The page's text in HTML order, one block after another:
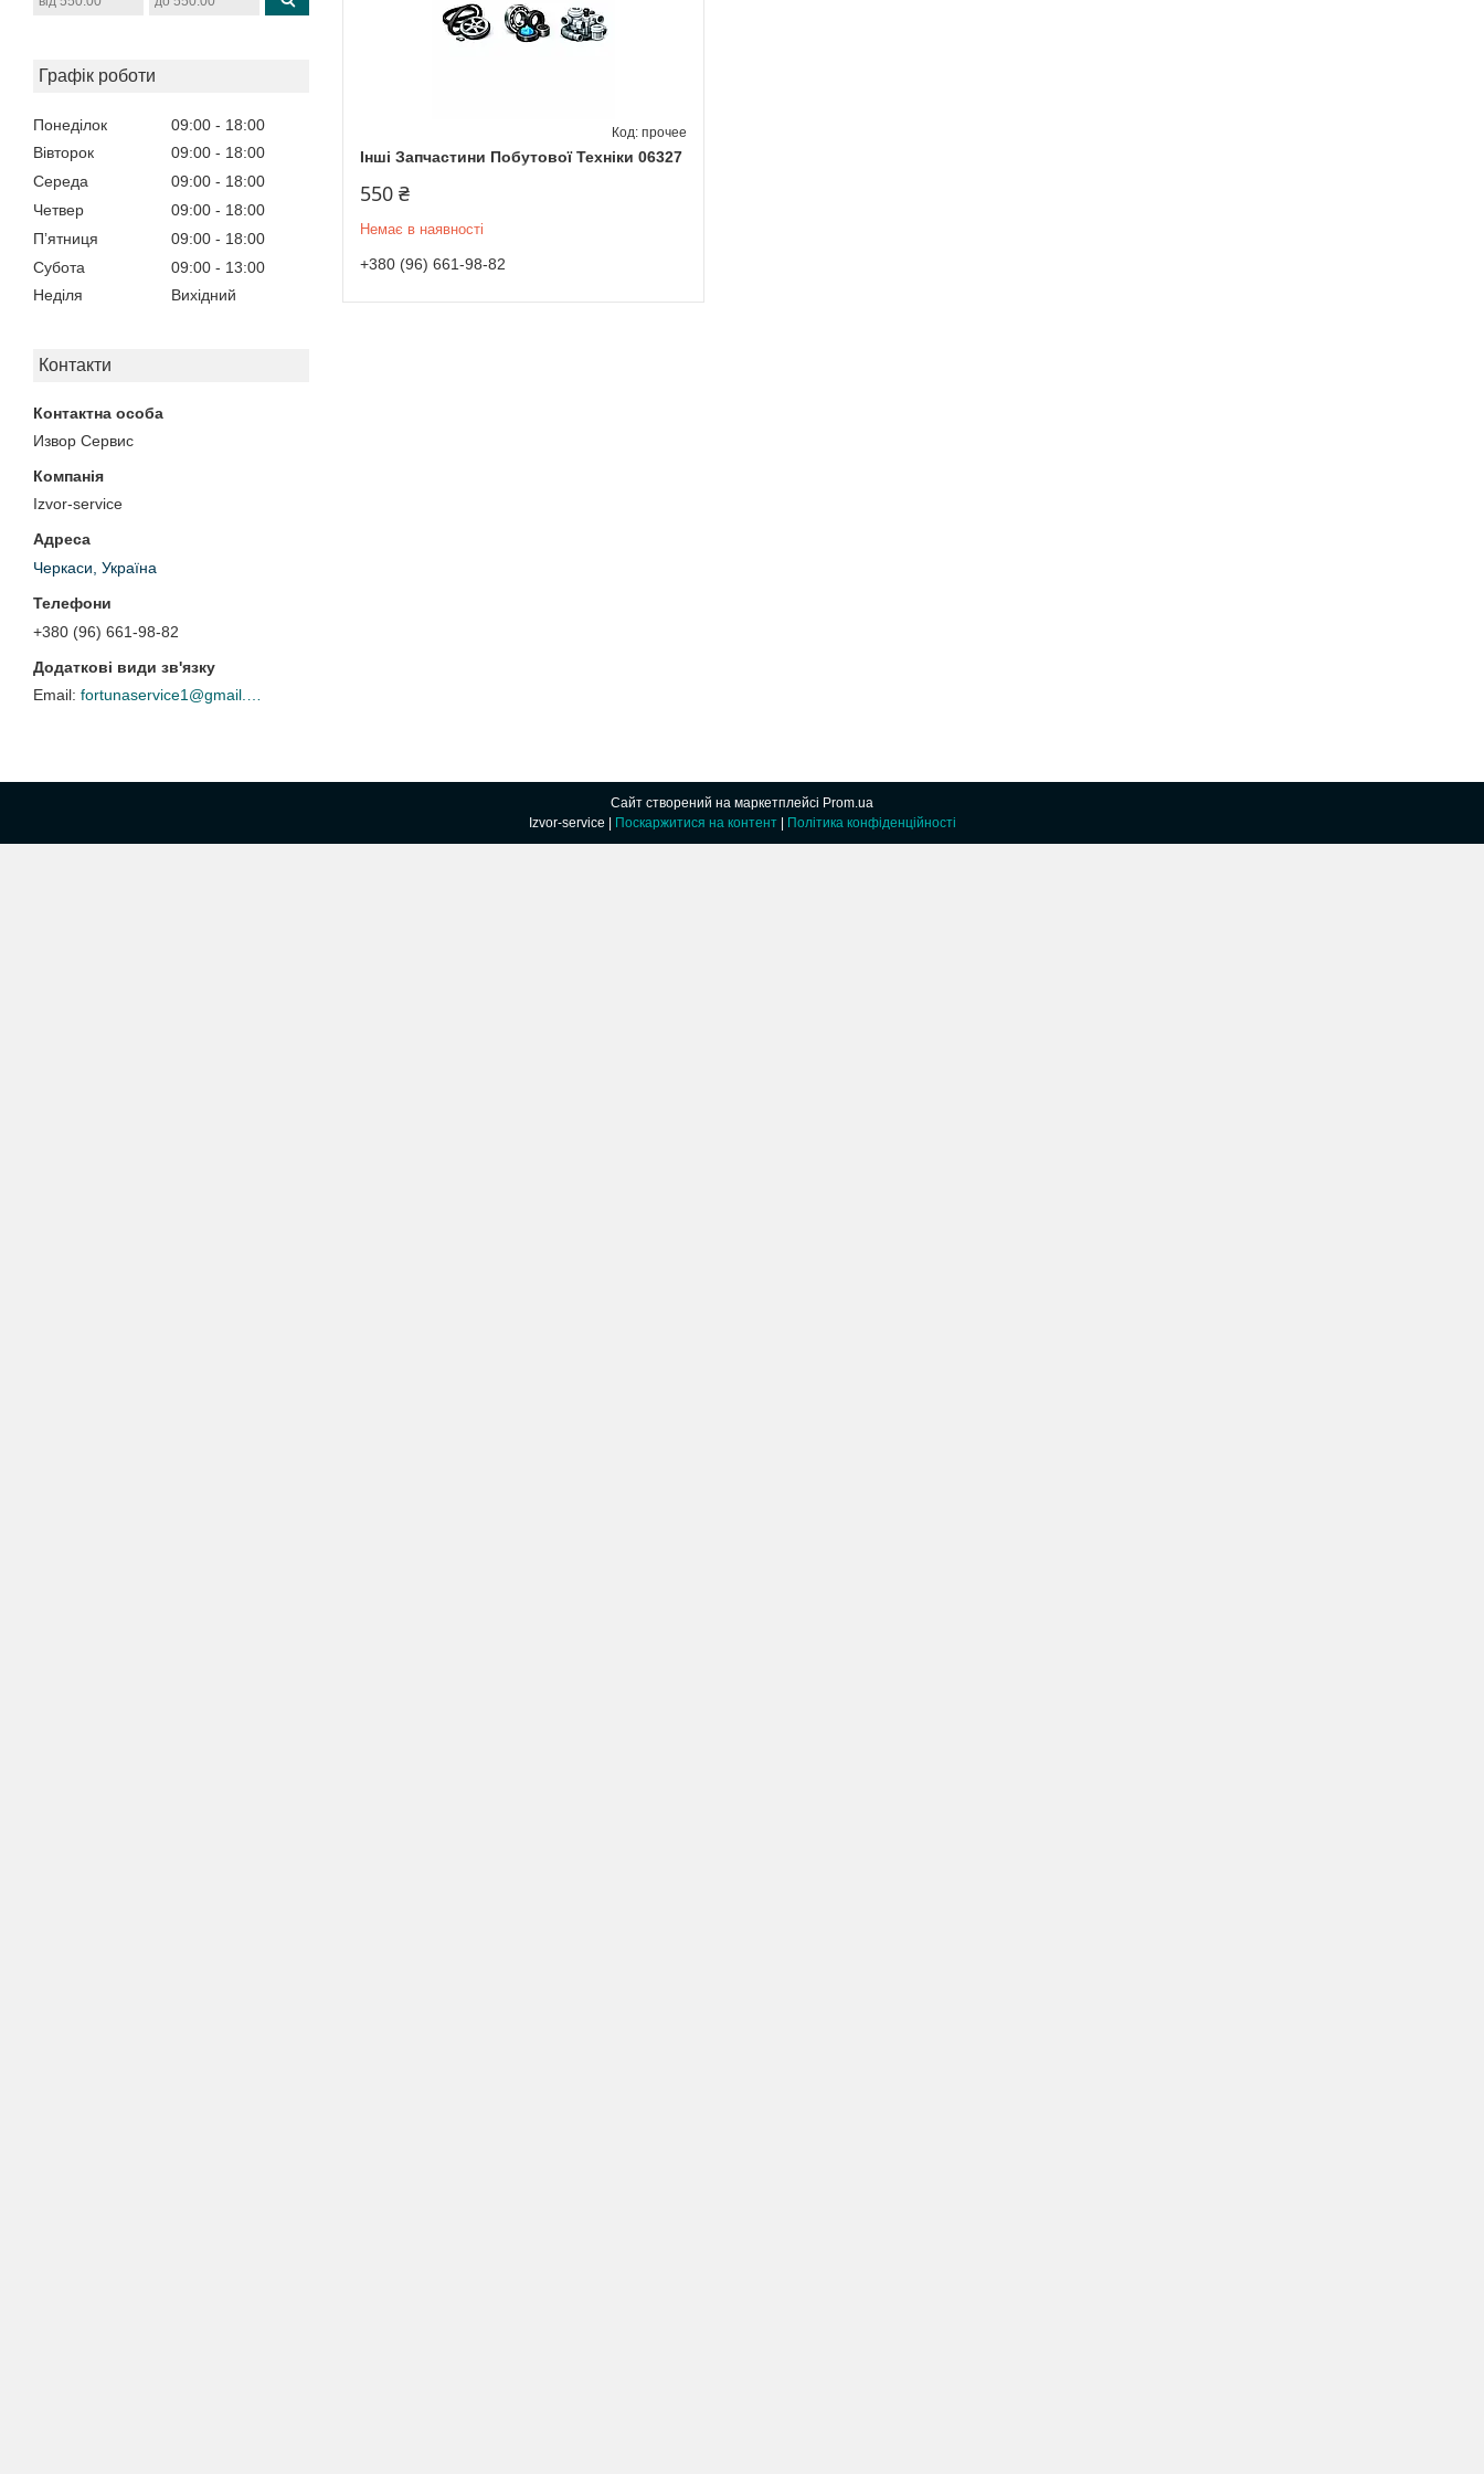
Графік роботи
Понеділок 09:00
18:00
Вівторок
09:00
18:00
Середа
09:00
18:00
Четвер
09:00
18:00
Пʼятниця
09:00
18:00
Субота
09:00
13:00
Неділя
Вихідний
Контакти
Извор Сервис
Izvor-service
Черкаси, Україна
+380 (96) 661-98-82
Інші Запчастини Побутової Техніки 06327
прочее
550 ₴
Немає в наявності
+380 (96) 661-98-82
Сайт створений на маркетплейсі Prom.ua
Поскаржитися на контент Політика конфіденційності